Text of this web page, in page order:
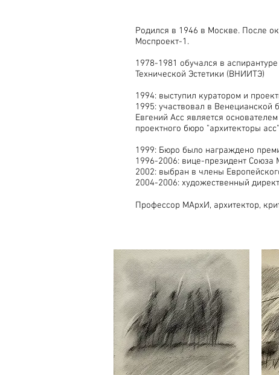
Родился в 1946 в Москве. После
Моспроект-1.
1978-1981 обучался в
Технической Эстетики (ВНИИТЭ)
1994: выступил куратором и
1995: участвовал в Венецианской
Евгений Асс является
проектного бюро "архитекторы
1999: Бюро было награждено
1996-2006: вице-президент Союза
2002: выбран в члены
2004-2006: художественный
Профессор МАрхИ, архитектор,